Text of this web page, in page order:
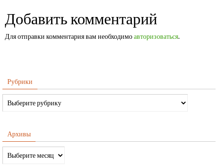
Добавить комментарий
Для отправки комментария вам необходимоавторизоваться.
Рубрики
Архивы